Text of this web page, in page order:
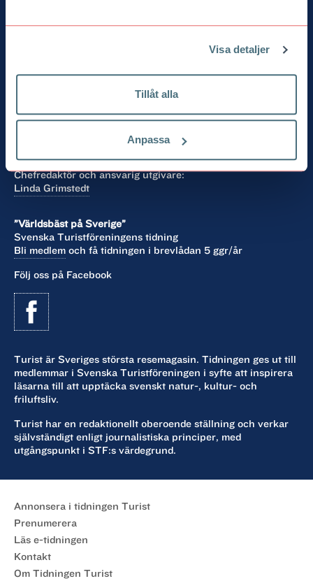
Visa detaljer
Tillåt alla
Anpassa
Turist
104 62 Stockholm
Chefredaktör och ansvarig utgivare:
Linda Grimstedt
”Världsbäst på Sverige”
Svenska Turistföreningens tidning
Bli medlem och få tidningen i brevlådan 5 ggr/år
Följ oss på Facebook
Turist är Sveriges största resemagasin. Tidningen ges ut till
medlemmar i Svenska Turistföreningen i syfte att inspirera
läsarna till att upptäcka svenskt natur-, kultur- och
friluftsliv.
Turist har en redaktionellt oberoende ställning och verkar
självständigt enligt journalistiska principer, med
utgångspunkt i STF:s värdegrund.
Annonsera i tidningen Turist
Prenumerera
Läs e-tidningen
Kontakt
Om Tidningen Turist